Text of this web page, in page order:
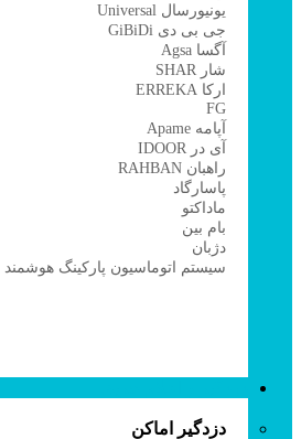
یونیورسال Universal
جی بی دی GiBiDi
آگسا Agsa
شار SHAR
ارکا ERREKA
FG
آپامه Apame
آی در IDOOR
راهبان RAHBAN
پاسارگاد
ماداکتو
بام بین
دژبان
سیستم اتوماسیون پارکینگ هوشمند
دزدگیر اماکن